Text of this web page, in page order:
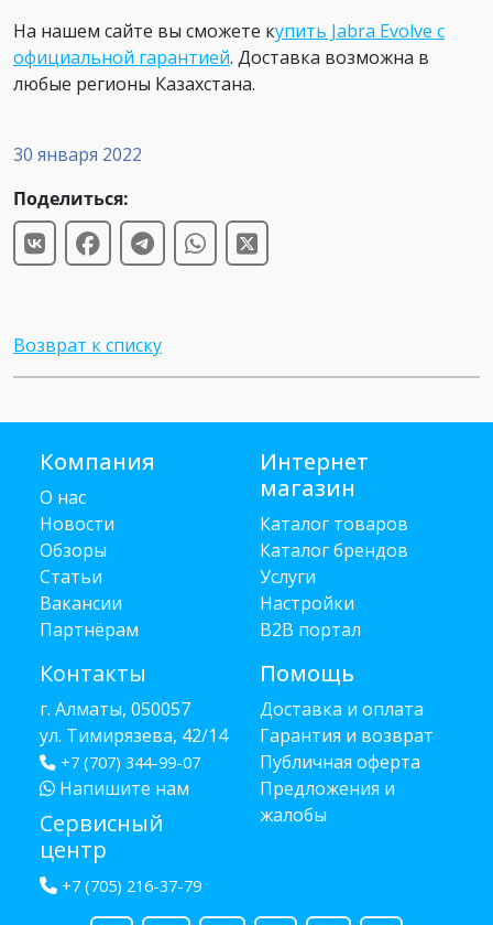
30 января 2022
Поделиться:
На нашем сайте вы сможете купить Jabra Evolve с
официальной гарантией. Доставка возможна в
любые регионы Казахстана.
Возврат к списку
Компания
О нас
Новости
Обзоры
Статьи
Вакансии
Партнёрам
Контакты
г. Алматы, 050057
ул. Тимирязева, 42/14
+7 (707) 344-99-07
Напишите нам
Сервисный
центр
+7 (705) 216-37-79
Интернет
магазин
Каталог товаров
Каталог брендов
Услуги
Настройки
B2B портал
Помощь
Доставка и оплата
Гарантия и возврат
Публичная оферта
Предложения и
жалобы